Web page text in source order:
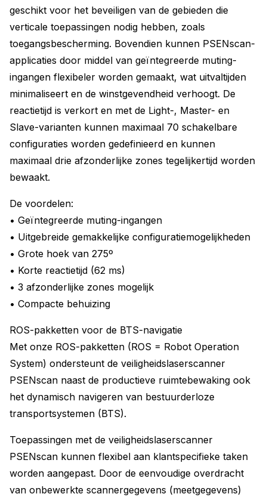
geschikt voor het beveiligen van de gebieden die
verticale toepassingen nodig hebben, zoals
toegangsbescherming. Bovendien kunnen PSENscan-
applicaties door middel van geïntegreerde muting-
ingangen flexibeler worden gemaakt, wat uitvaltijden
minimaliseert en de winstgevendheid verhoogt. De
reactietijd is verkort en met de Light-, Master- en
Slave-varianten kunnen maximaal 70 schakelbare
configuraties worden gedefinieerd en kunnen
maximaal drie afzonderlijke zones tegelijkertijd worden
bewaakt.
De voordelen:
• Geïntegreerde muting-ingangen
• Uitgebreide gemakkelijke configuratiemogelijkheden
• Grote hoek van 275º
• Korte reactietijd (62 ms)
• 3 afzonderlijke zones mogelijk
• Compacte behuizing
ROS-pakketten voor de BTS-navigatie
Met onze ROS-pakketten (ROS = Robot Operation
System) ondersteunt de veiligheidslaserscanner
PSENscan naast de productieve ruimtebewaking ook
het dynamisch navigeren van bestuurderloze
transportsystemen (BTS).
Toepassingen met de veiligheidslaserscanner
PSENscan kunnen flexibel aan klantspecifieke taken
worden aangepast. Door de eenvoudige overdracht
van onbewerkte scannergegevens (meetgegevens)